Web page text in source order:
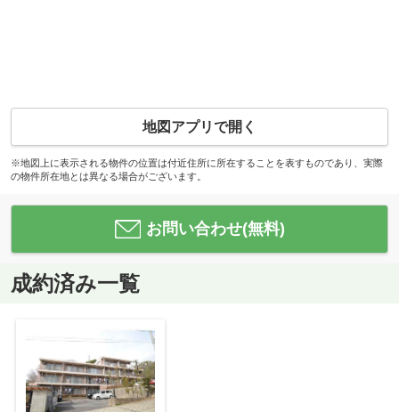
地図アプリで開く
※地図上に表示される物件の位置は付近住所に所在することを表すものであり、実際
の物件所在地とは異なる場合がございます。
お問い合わせ(無料)
成約済み一覧